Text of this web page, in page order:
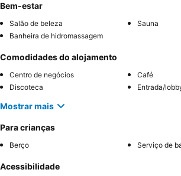
Bem-estar
Salão de beleza
Sauna
Banheira de hidromassagem
Comodidades do alojamento
Centro de negócios
Café
Discoteca
Entrada/
Mostrar mais
Para crianças
Berço Serviço de
Acessibilidade